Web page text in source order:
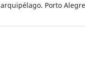
arquipélago. Porto